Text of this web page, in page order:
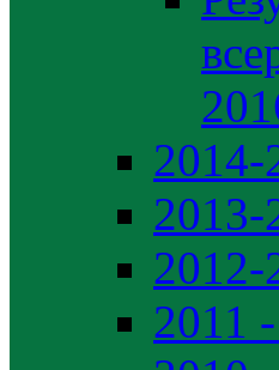
2014-
2013-
2012-
2011